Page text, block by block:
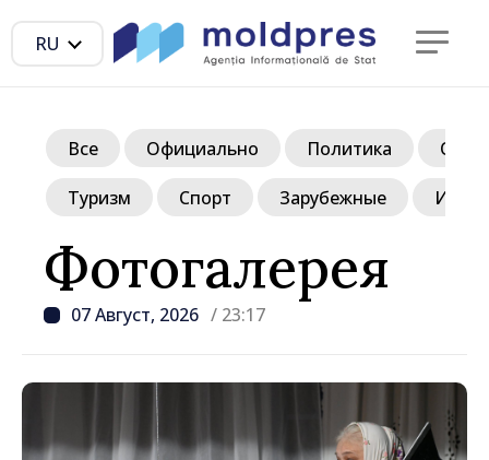
RU
Фотогалерея
07 Август, 2026 / 23:17
Все Официально Политика
Туризм Спорт Зарубежные